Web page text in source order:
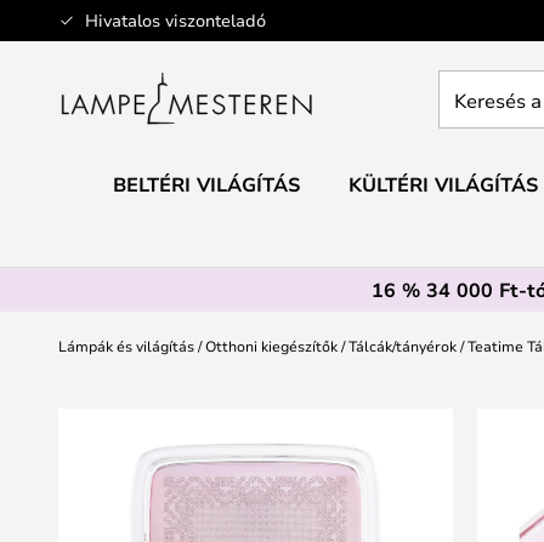
Hivatalos viszonteladó
Ugrás
a
tartalomhoz
BELTÉRI VILÁGÍTÁS KÜLTÉRI VILÁGÍTÁS
16 % 34 000 Ft-
Lámpák és világítás Otthoni kiegészítők Tálcák/tányérok Teatime
képgaléria